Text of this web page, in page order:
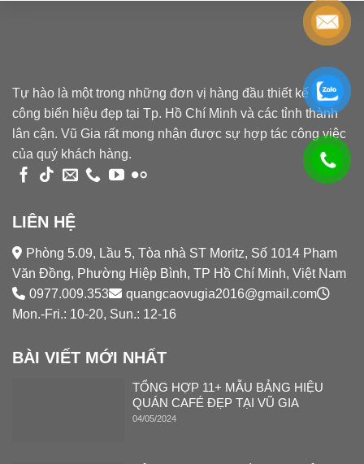
Tự hào là một trong những đơn vị hàng đầu thiết kế - thi
công biển hiệu đẹp tại Tp. Hồ Chí Minh và các tỉnh thành
lân cận. Vũ Gia rất mong nhận được sự hợp tác công việc
của quý khách hàng.
LIÊN HỆ
Phòng 5.09, Lầu 5, Tòa nhà ST Moritz, Số 1014 Phạm
Văn Đồng, Phường Hiệp Bình, TP Hồ Chí Minh, Việt Nam
0977.009.353
quangcaovugia2016@gmail.com
Mon.-Fri.: 10-20, Sun.: 12-16
BÀI VIẾT MỚI NHẤT
TỔNG HỢP 11+ MẪU BẢNG HIỆU
QUÁN CAFÉ ĐẸP TẠI VŨ GIA
04/05/2024